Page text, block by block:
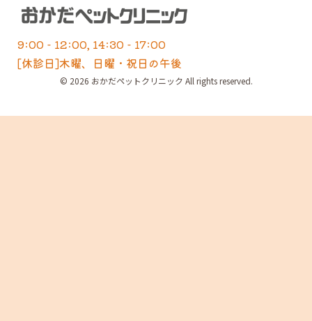
9:00 - 12:00, 14:30 - 17:00
[休診日]木曜、日曜・祝日の午後
© 2026 おかだペットクリニック All rights reserved.